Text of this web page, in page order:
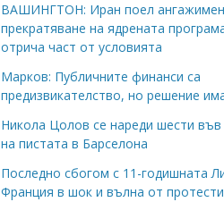
ВАШИНГТОН: Иран поел
прекратяване на ядрената
отрича част от условията
Марков: Публичните финанси са
предизвикателство, но решение
Никола Цолов се нареди шести
на пистата в Барселона
Последно сбогом с 11-годишната
Франция в шок и вълна от протести